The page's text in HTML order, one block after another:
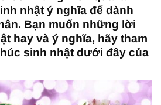
nhật ý nghĩa để dành
Bạn muốn những lời
hay và ý nghĩa, hãy tham
sinh nhật dưới đây của